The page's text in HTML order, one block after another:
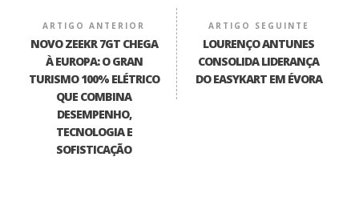
ARTIGO ANTERIOR
NOVO ZEEKR 7GT CHEGA
À EUROPA: O GRAN
TURISMO 100% ELÉTRICO
QUE COMBINA
DESEMPENHO,
TECNOLOGIA E
SOFISTICAÇÃO
ARTIGO SEGUINTE
LOURENÇO ANTUNES
CONSOLIDA LIDERANÇA
DO EASYKART EM ÉVORA